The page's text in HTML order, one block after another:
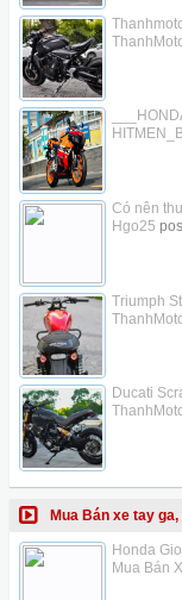
Có nên
Hgo25
Triumph
Ducati
Mua Bán xe tay ga,
Honda
Mua Bán